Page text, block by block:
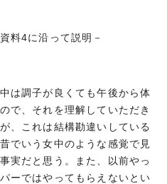
料4に沿って説明－
は調子が良くても午後から体
で、それを理解していただき
、これは結構勘違いしている
でいう女中のような感覚で見
実だと思う。また、以前やっ
ーではやってもらえないとい